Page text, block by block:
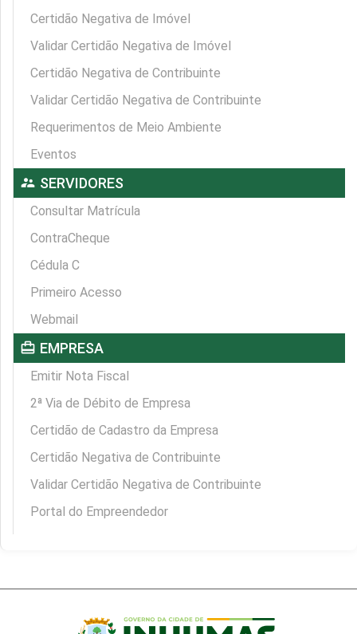
Certidão Negativa de Imóvel
Validar Certidão Negativa de Imóvel
Certidão Negativa de Contribuinte
Validar Certidão Negativa de Contribuinte
Requerimentos de Meio Ambiente
Eventos
supervisor_account SERVIDORES
Consultar Matrícula
ContraCheque
Cédula C
Primeiro Acesso
Webmail
card_travel EMPRESA
Emitir Nota Fiscal
2ª Via de Débito de Empresa
Certidão de Cadastro da Empresa
Certidão Negativa de Contribuinte
Validar Certidão Negativa de Contribuinte
Portal do Empreendedor